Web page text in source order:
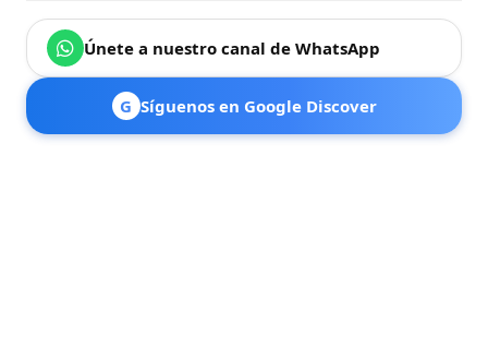
Únete a nuestro canal de WhatsApp
G Síguenos en Google Discover